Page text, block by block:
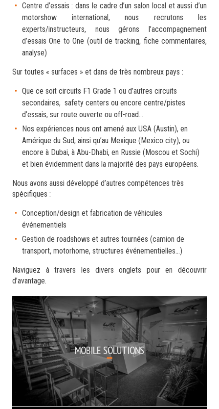
Centre d’essais : dans le cadre d’un salon local et aussi d’un
motorshow international, nous recrutons les
experts/instructeurs, nous gérons l’accompagnement
d’essais One to One (outil de tracking, fiche commentaires,
analyse)
Sur toutes « surfaces » et dans de très nombreux pays :
Que ce soit circuits F1 Grade 1 ou d’autres circuits
secondaires, safety centers ou encore centre/pistes
d’essais, sur route ouverte ou off-road…
Nos expériences nous ont amené aux USA (Austin), en
Amérique du Sud, ainsi qu’au Mexique (Mexico city), ou
encore à Dubai, à Abu-Dhabi, en Russie (Moscou et Sochi)
et bien évidemment dans la majorité des pays européens.
Nous avons aussi développé d’autres compétences très
spécifiques :
Conception/design et fabrication de véhicules
événementiels
Gestion de roadshows et autres tournées (camion de
transport, motorhome, structures événementielles…)
Naviguez à travers les divers onglets pour en découvrir
d’avantage.
MOBILE SOLUTIONS
MPH Factory est expert en événementiel mobile
et éphémère ainsi qu’en matériel événementiel, le
partenaire unique pour votre projet